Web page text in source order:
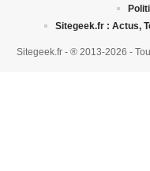
Sitegeek.fr - ® 2013-2026 -
Sitegeek.fr : Actus,